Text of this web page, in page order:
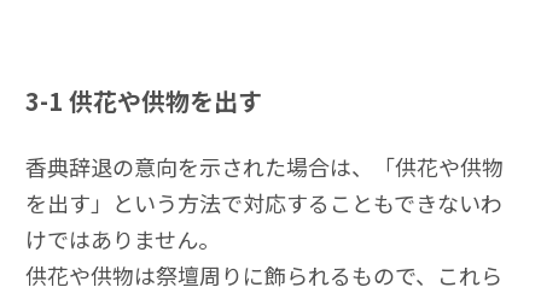
3-1 供花や供物を出す
香典辞退の意向を示された場合は、「供花や供物
を出す」という方法で対応することもできないわ
けではありません。
供花や供物は祭壇周りに飾られるもので、これら